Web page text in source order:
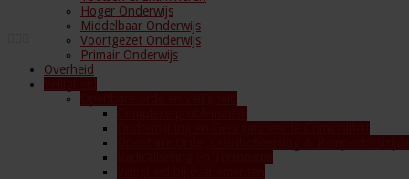
Hoger Onderwijs
Middelbaar Onderwijs
Voortgezet Onderwijs
Primair Onderwijs
Overheid